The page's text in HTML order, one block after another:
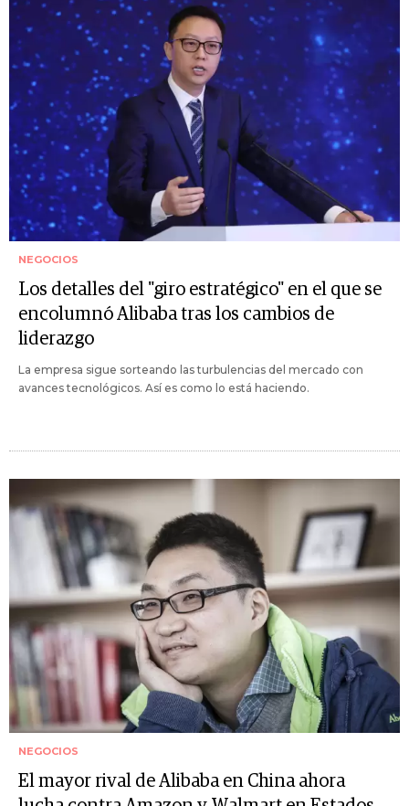
NEGOCIOS
Los detalles del "giro estratégico" en el que se
encolumnó Alibaba tras los cambios de
liderazgo
La empresa sigue sorteando las turbulencias del mercado con
avances tecnológicos. Así es como lo está haciendo.
NEGOCIOS
El mayor rival de Alibaba en China ahora